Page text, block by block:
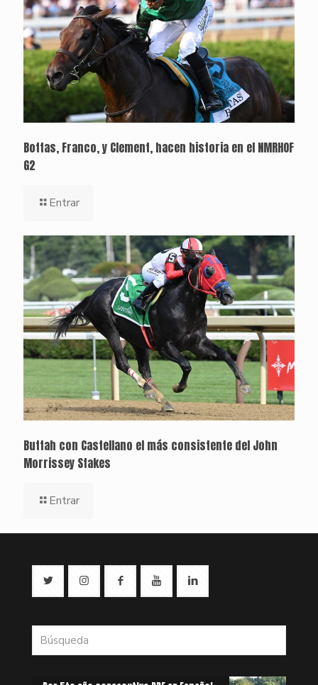
Bottas, Franco, y Clement, hacen historia en el NMRHOF
G2
Entrar
Buttah con Castellano el más consistente del John
Morrissey Stakes
Entrar